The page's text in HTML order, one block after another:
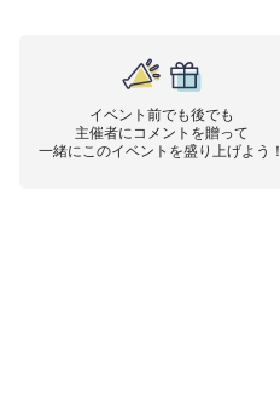
イベント前でも後でも
主催者にコメントを贈って
一緒にこのイベントを盛り上げよう！